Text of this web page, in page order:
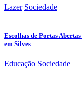
Lazer Sociedade
Escolhas de Portas
em Silves
Educação Sociedade